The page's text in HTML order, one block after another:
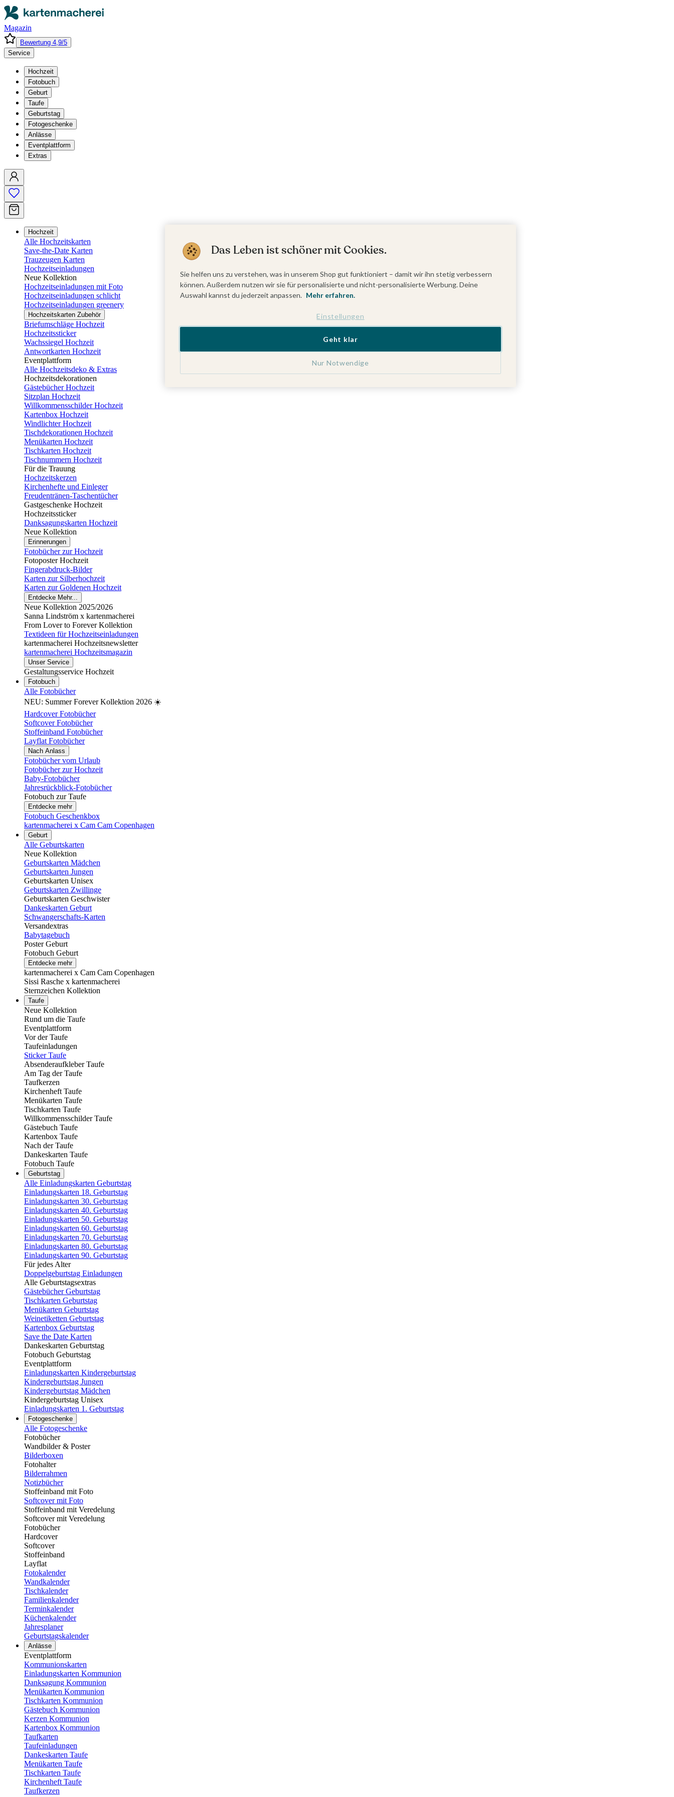
Magazin
Bewertung 4,9/5
Service
Hochzeit
Fotobuch
Geburt
Taufe
Geburtstag
Fotogeschenke
Anlässe
Eventplattform
Extras
Hochzeit
Alle Hochzeitskarten
Save-the-Date Karten
Trauzeugen Karten
Hochzeitseinladungen
Neue Kollektion
Hochzeitseinladungen mit Foto
Hochzeitseinladungen schlicht
Hochzeitseinladungen greenery
Hochzeitskarten Zubehör
Briefumschläge Hochzeit
Hochzeitssticker
Wachssiegel Hochzeit
Antwortkarten Hochzeit
Eventplattform
Alle Hochzeitsdeko & Extras
Hochzeitsdekorationen
Gästebücher Hochzeit
Sitzplan Hochzeit
Willkommensschilder Hochzeit
Kartenbox Hochzeit
Windlichter Hochzeit
Tischdekorationen Hochzeit
Menükarten Hochzeit
Tischkarten Hochzeit
Tischnummern Hochzeit
Für die Trauung
Hochzeitskerzen
Kirchenhefte und Einleger
Freudentränen-Taschentücher
Gastgeschenke Hochzeit
Hochzeitssticker
Danksagungskarten Hochzeit
Neue Kollektion
Erinnerungen
Fotobücher zur Hochzeit
Fotoposter Hochzeit
Fingerabdruck-Bilder
Karten zur Silberhochzeit
Karten zur Goldenen Hochzeit
Entdecke Mehr...
Neue Kollektion 2025/2026
Sanna Lindström x kartenmacherei
From Lover to Forever Kollektion
Textideen für Hochzeitseinladungen
kartenmacherei Hochzeitsnewsletter
kartenmacherei Hochzeitsmagazin
Unser Service
Gestaltungsservice Hochzeit
Fotobuch
Alle Fotobücher
NEU: Summer Forever Kollektion 2026 ☀️
Hardcover Fotobücher
Softcover Fotobücher
Stoffeinband Fotobücher
Layflat Fotobücher
Nach Anlass
Fotobücher vom Urlaub
Fotobücher zur Hochzeit
Baby-Fotobücher
Jahresrückblick-Fotobücher
Fotobuch zur Taufe
Entdecke mehr
Fotobuch Geschenkbox
kartenmacherei x Cam Cam Copenhagen
Geburt
Alle Geburtskarten
Neue Kollektion
Geburtskarten Mädchen
Geburtskarten Jungen
Geburtskarten Unisex
Geburtskarten Zwillinge
Geburtskarten Geschwister
Dankeskarten Geburt
Schwangerschafts-Karten
Versandextras
Babytagebuch
Poster Geburt
Fotobuch Geburt
Entdecke mehr
kartenmacherei x Cam Cam Copenhagen
Sissi Rasche x kartenmacherei
Sternzeichen Kollektion
Taufe
Neue Kollektion
Rund um die Taufe
Eventplattform
Vor der Taufe
Taufeinladungen
Sticker Taufe
Absenderaufkleber Taufe
Am Tag der Taufe
Taufkerzen
Kirchenheft Taufe
Menükarten Taufe
Tischkarten Taufe
Willkommensschilder Taufe
Gästebuch Taufe
Kartenbox Taufe
Nach der Taufe
Dankeskarten Taufe
Fotobuch Taufe
Geburtstag
Alle Einladungskarten Geburtstag
Einladungskarten 18. Geburtstag
Einladungskarten 30. Geburtstag
Einladungskarten 40. Geburtstag
Einladungskarten 50. Geburtstag
Einladungskarten 60. Geburtstag
Einladungskarten 70. Geburtstag
Einladungskarten 80. Geburtstag
Einladungskarten 90. Geburtstag
Für jedes Alter
Doppelgeburtstag Einladungen
Alle Geburtstagsextras
Gästebücher Geburtstag
Tischkarten Geburtstag
Menükarten Geburtstag
Weinetiketten Geburtstag
Kartenbox Geburtstag
Save the Date Karten
Dankeskarten Geburtstag
Fotobuch Geburtstag
Eventplattform
Einladungskarten Kindergeburtstag
Kindergeburtstag Jungen
Kindergeburtstag Mädchen
Kindergeburtstag Unisex
Einladungskarten 1. Geburtstag
Fotogeschenke
Alle Fotogeschenke
Fotobücher
Wandbilder & Poster
Bilderboxen
Fotohalter
Bilderrahmen
Notizbücher
Stoffeinband mit Foto
Softcover mit Foto
Stoffeinband mit Veredelung
Softcover mit Veredelung
Fotobücher
Hardcover
Softcover
Stoffeinband
Layflat
Fotokalender
Wandkalender
Tischkalender
Familienkalender
Terminkalender
Küchenkalender
Jahresplaner
Geburtstagskalender
Anlässe
Eventplattform
Kommunionskarten
Einladungskarten Kommunion
Danksagung Kommunion
Menükarten Kommunion
Tischkarten Kommunion
Gästebuch Kommunion
Kerzen Kommunion
Kartenbox Kommunion
Taufkarten
Taufeinladungen
Dankeskarten Taufe
Menükarten Taufe
Tischkarten Taufe
Kirchenheft Taufe
Taufkerzen
Das Leben ist schöner mit Cookies.
Sie helfen uns zu verstehen, was in unserem Shop gut funktioniert – damit wir ihn stetig verbessern
können. Außerdem nutzen wir sie für personalisierte und nicht-personalisierte Werbung. Deine
Auswahl kannst du jederzeit anpassen. Mehr erfahren.
Einstellungen
Nur Notwendige
Geht klar